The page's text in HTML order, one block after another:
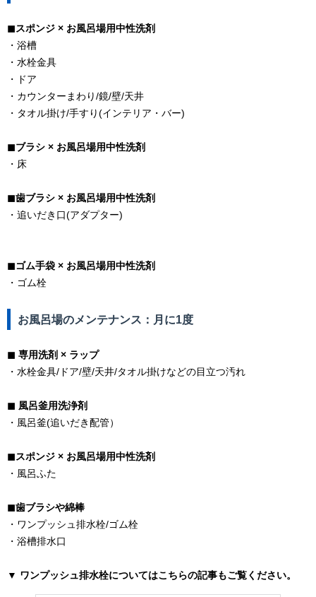
◼︎スポンジ × お風呂場用中性洗剤
・浴槽
・水栓金具
・ドア
・カウンターまわり/鏡/壁/天井
・タオル掛け/手すり(インテリア・バー)
◼︎ブラシ × お風呂場用中性洗剤
・床
◼︎歯ブラシ × お風呂場用中性洗剤
・追いだき口(アダプター)
◼︎ゴム手袋 × お風呂場用中性洗剤
・ゴム栓
お風呂場のメンテナンス： 月に1度
◼︎ 専用洗剤 × ラップ
・水栓金具/ドア/壁/天井/タオル掛けなどの目立つ汚れ
◼︎ 風呂釜用洗浄剤
・風呂釜(追いだき配管）
◼︎スポンジ × お風呂場用中性洗剤
・風呂ふた
◼︎歯ブラシや綿棒
・ワンプッシュ排水栓/ゴム栓
・浴槽排水口
▼ ワンプッシュ排水栓についてはこちらの記事もご覧ください。